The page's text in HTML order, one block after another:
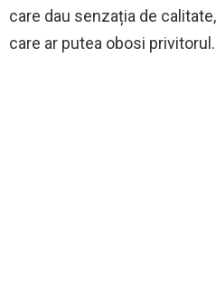
care dau senzația de
care ar putea obosi privitorul.